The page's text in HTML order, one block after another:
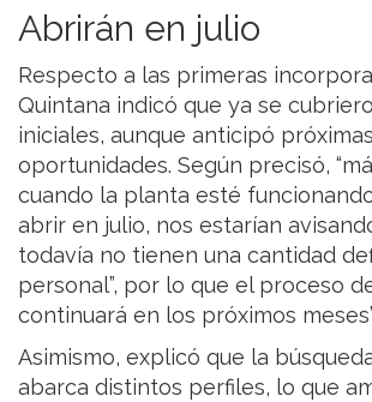
Abrirán en julio
Respecto a las primeras
Quintana indicó que ya se
iniciales, aunque anticipó próximas
oportunidades. Según precisó,
cuando la planta esté
abrir en julio, nos estarían
todavía no tienen una cantidad
personal”, por lo que el proceso
continuará en los próximos
Asimismo, explicó que la
abarca distintos perfiles, lo que